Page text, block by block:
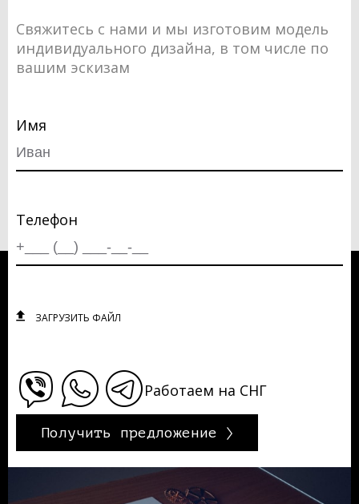
Свяжитесь с нами и мы изготовим модель
индивидуального дизайна, в том числе по
вашим эскизам
Имя
Телефон
ЗАГРУЗИТЬ ФАЙЛ
Работаем на СНГ
Получить предложение